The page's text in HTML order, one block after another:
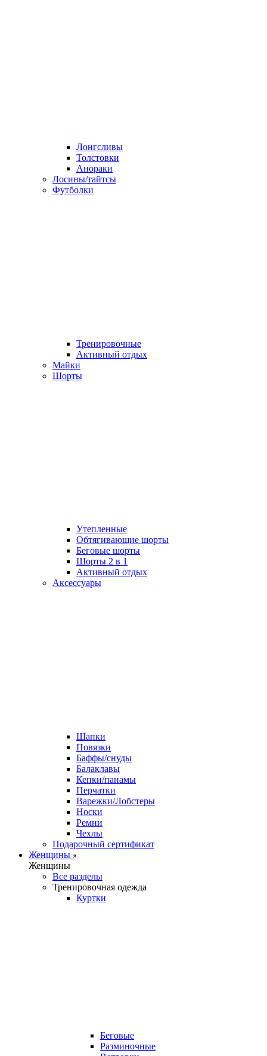
Лонгсливы
Толстовки
Анораки
Лосины/тайтсы
Футболки
Тренировочные
Активный отдых
Майки
Шорты
Утепленные
Обтягивающие шорты
Беговые шорты
Шорты 2 в 1
Активный отдых
Аксессуары
Шапки
Повязки
Баффы/снуды
Балаклавы
Кепки/панамы
Перчатки
Варежки/Лобстеры
Носки
Ремни
Чехлы
Подарочный сертификат
Женщины
Женщины
Все разделы
Тренировочная одежда
Куртки
Беговые
Разминочные